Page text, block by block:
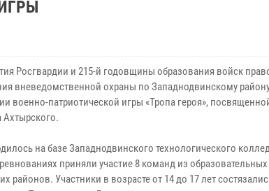
Росгвардии и 215-й годовщины образования войск
вневедомственной охраны по Западнодвинскому
военно-патриотической игры «Тропа героя»,
Ахтырского.
на базе Западнодвинского технологического
приняли участие 8 команд из образовательных
районов. Участники в возрасте от 14 до 17 лет